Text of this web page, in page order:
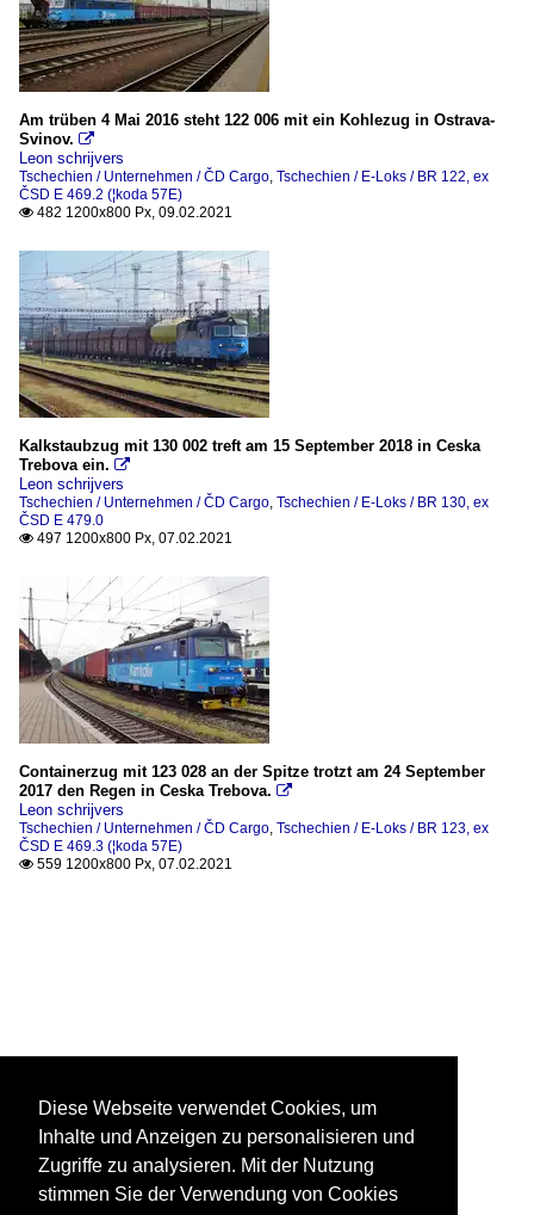
Am trüben 4 Mai 2016 steht 122 006 mit ein Kohlezug in Ostrava-
Svinov. 
Leon schrijvers
Tschechien / Unternehmen / ČD Cargo, Tschechien / E-Loks / BR 122, ex
ČSD E 469.2 (¦koda 57E)
 482 1200x800 Px, 09.02.2021
Kalkstaubzug mit 130 002 treft am 15 September 2018 in Ceska
Trebova ein. 
Leon schrijvers
Tschechien / Unternehmen / ČD Cargo, Tschechien / E-Loks / BR 130, ex
ČSD E 479.0
 497 1200x800 Px, 07.02.2021
Containerzug mit 123 028 an der Spitze trotzt am 24 September
2017 den Regen in Ceska Trebova. 
Leon schrijvers
Tschechien / Unternehmen / ČD Cargo, Tschechien / E-Loks / BR 123, ex
ČSD E 469.3 (¦koda 57E)
 559 1200x800 Px, 07.02.2021
Diese Webseite verwendet Cookies, um
Inhalte und Anzeigen zu personalisieren und
Zugriffe zu analysieren. Mit der Nutzung
stimmen Sie der Verwendung von Cookies